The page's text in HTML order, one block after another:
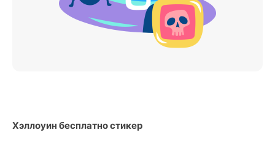
Хэллоуин бесплатно стикер